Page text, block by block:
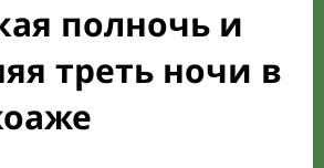
полночь и
треть ночи в